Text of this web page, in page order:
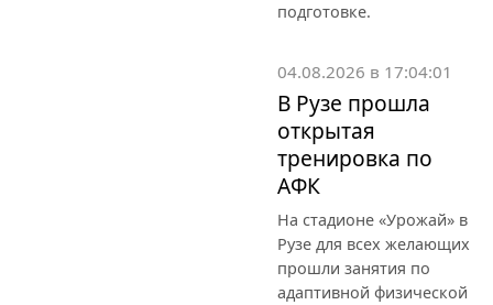
подготовке.
04.08.2026 в 17:04:01
В Рузе прошла
открытая
тренировка по
АФК
На стадионе «Урожай» в
Рузе для всех желающих
прошли занятия по
адаптивной физической